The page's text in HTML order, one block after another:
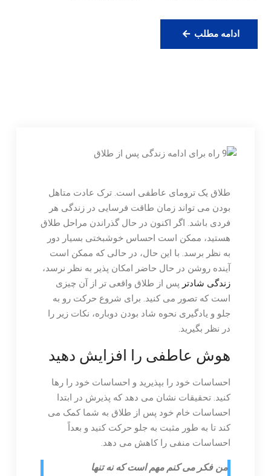
ادامه مطلبرزرو
ویزیت
طلاق یک ترومای عاطفی است. ترک عادت متاهل
بودن می تواند زمان طاقت فرسایی در زندگی هر
فردی باشد. اگر اکنون در حال گذراندن مراحل طلاق
هستید، ممکن است احساس خوشبختی بسیار دور
به نظر برسد. با این حال، در حالی که ممکن است
آینده روشن در حال حاضر امکان پذیر به نظر نرسد،
زندگی شادتر پس از طلاق واقعی تر از آن چیزی
است که تصور می کنید. برای شروع حرکت رو به
جلو و یادگیری نحوه شاد بودن دوباره، نکات زیر را
در نظر بگیرید.
هوش عاطفی را افزایش دهید
احساسات خود را بپذیرید و احساسات خود را رها
کنید. تحقیقات نشان می دهد که پذیرش در ابتدا
احساسات خام خود پس از طلاق به شما کمک می
کند تا به طور مثبت به جلو حرکت کنید و بعداً
احساسات منفی را کاهش می دهد.
من فکر می کنم مهم است که نه تنها